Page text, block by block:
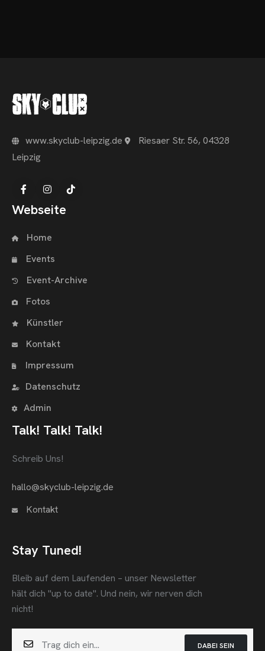
www.skyclub-leipzig.de
Riesaer Str. 56, 04328
Leipzig
Webseite
Home
Events
Event-Archive
Fotos
Künstler
Kontakt
Impressum
Datenschutz
Admin
Talk! Talk! Talk!
Schreib Uns!
hallo@skyclub-leipzig.de
Kontakt
Stay Tuned!
Bleib auf dem Laufenden – unser Newsletter
hält dich "up to date". Und nein, wir nerven dich
nicht!
DABEI SEIN